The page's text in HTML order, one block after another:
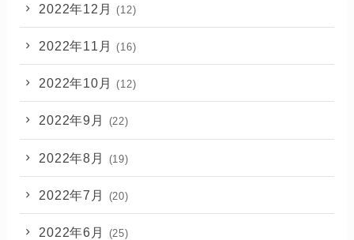
2022年12月 (12)
2022年11月 (16)
2022年10月 (12)
2022年9月 (22)
2022年8月 (19)
2022年7月 (20)
2022年6月 (25)